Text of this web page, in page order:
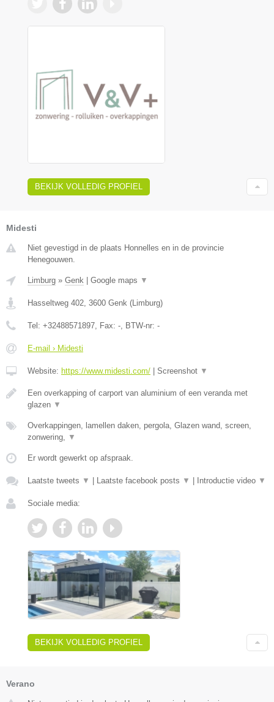
BEKIJK VOLLEDIG PROFIEL
Midesti
Niet gevestigd in de plaats Honnelles en in de provincie
Henegouwen.
Limburg » Genk | Google maps ▼
Hasseltweg 402 3600 Genk (Limburg)
Tel: +32488571897 , Fax: - , BTW-nr: -
E-mail › Midesti
Website: https://www.midesti.com/ | Screenshot ▼
Een overkapping of carport van aluminium of een veranda met
glazen ▼
Overkappingen, lamellen daken, pergola, Glazen wand, screen,
zonwering,
▼
Er wordt gewerkt op afspraak.
Laatste tweets ▼ | Laatste facebook posts ▼ | Introductie video ▼
Sociale media:
BEKIJK VOLLEDIG PROFIEL
Verano